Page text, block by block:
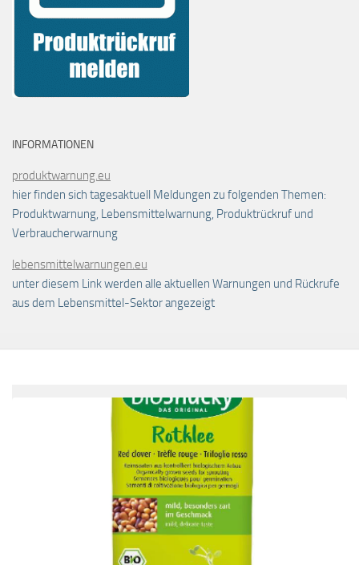
INFORMATIONEN
produktwarnung.eu
hier finden sich tagesaktuell Meldungen zu folgenden Themen:
Produktwarnung, Lebensmittelwarnung, Produktrückruf und
Verbraucherwarnung
lebensmittelwarnungen.eu
unter diesem Link werden alle aktuellen Warnungen und Rückrufe
aus dem Lebensmittel-Sektor angezeigt